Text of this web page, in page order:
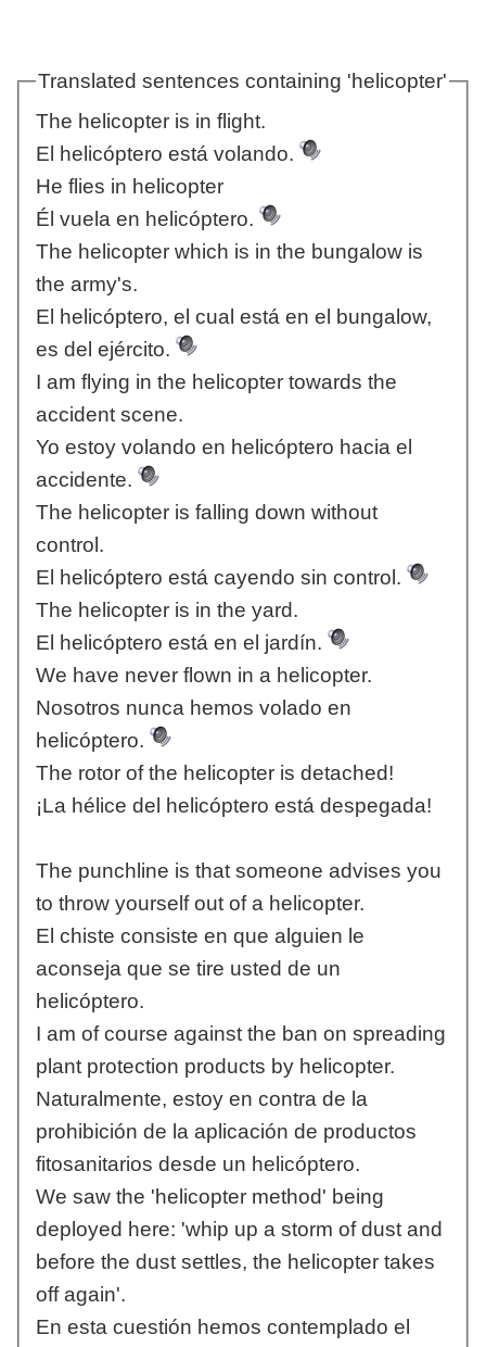
Translated sentences containing 'helicopter'
The helicopter is in flight.
El helicóptero está volando.
He flies in helicopter
Él vuela en helicóptero.
The helicopter which is in the bungalow is
the army's.
El helicóptero, el cual está en el bungalow,
es del ejército.
I am flying in the helicopter towards the
accident scene.
Yo estoy volando en helicóptero hacia el
accidente.
The helicopter is falling down without
control.
El helicóptero está cayendo sin control.
The helicopter is in the yard.
El helicóptero está en el jardín.
We have never flown in a helicopter.
Nosotros nunca hemos volado en
helicóptero.
The rotor of the helicopter is detached!
¡La hélice del helicóptero está despegada!
The punchline is that someone advises you
to throw yourself out of a helicopter.
El chiste consiste en que alguien le
aconseja que se tire usted de un
helicóptero.
I am of course against the ban on spreading
plant protection products by helicopter.
Naturalmente, estoy en contra de la
prohibición de la aplicación de productos
fitosanitarios desde un helicóptero.
We saw the 'helicopter method' being
deployed here: 'whip up a storm of dust and
before the dust settles, the helicopter takes
off again'.
En esta cuestión hemos contemplado el